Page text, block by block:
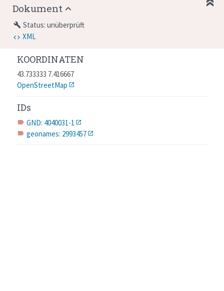
KOORDINATEN
43.733333 7.416667
OpenStreetMap
IDs
label GND: 4040031-1
label geonames: 2993457
Dokument
build Status: unüberprüft
XML